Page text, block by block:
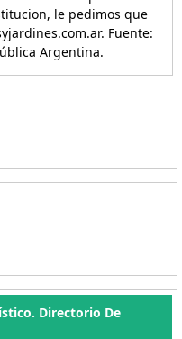
le pedimos que
Fuente:
Argentina.
Directorio De